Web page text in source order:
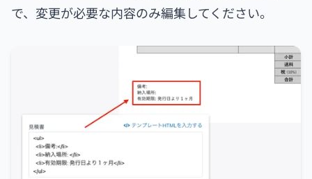
で、変更が必要な内容のみ編集してください。